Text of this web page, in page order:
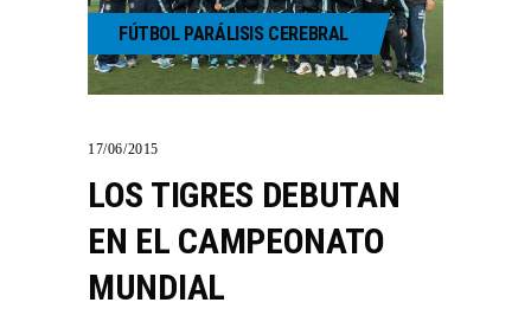
FÚTBOL PARÁLISIS CEREBRAL
17/06/2015
LOS TIGRES DEBUTAN
EN EL CAMPEONATO
MUNDIAL